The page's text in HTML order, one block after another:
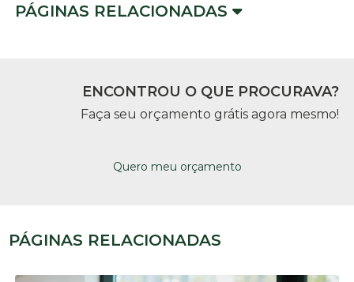
PÁGINAS RELACIONADAS
ENCONTROU O QUE PROCURAVA?
Faça seu orçamento grátis agora mesmo!
Quero meu orçamento
PÁGINAS RELACIONADAS